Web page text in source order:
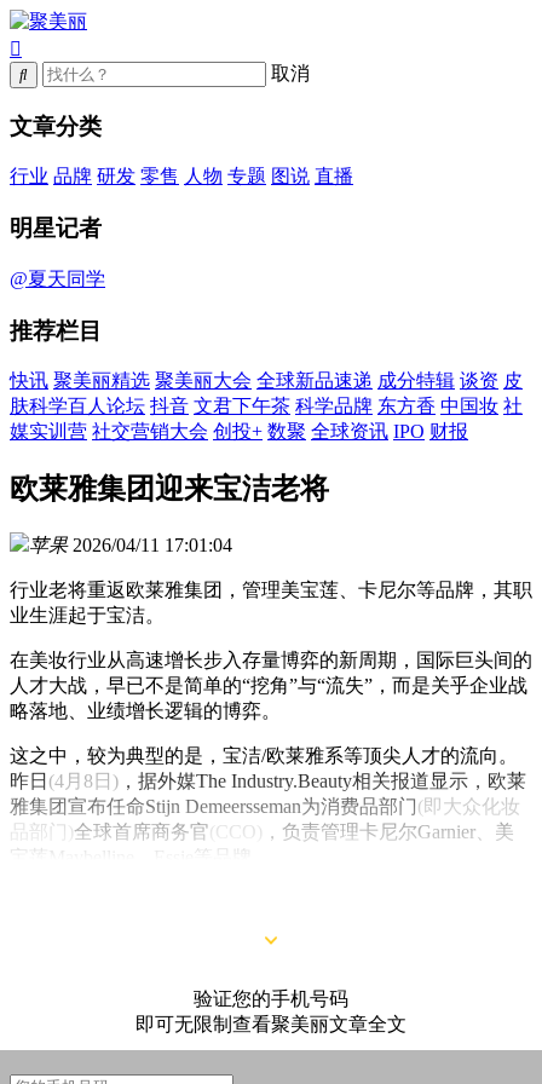
取消
文章分类
行业 品牌 研发 零售 人物 专题 图说 直播
明星记者
@夏天同学
推荐栏目
快讯 聚美丽精选 聚美丽大会 全球新品速递 成分特辑 谈资 皮
肤科学百人论坛 抖音 文君下午茶 科学品牌 东方香 中国妆 社
媒实训营 社交营销大会 创投+ 数聚 全球资讯 IPO 财报
欧莱雅集团迎来宝洁老将
苹果 2026/04/11 17:01:04
行业老将重返欧莱雅集团，管理美宝莲、卡尼尔等品牌，其职
业生涯起于宝洁。
在美妆行业从高速增长步入存量博弈的新周期，国际巨头间的
人才大战，早已不是简单的“挖角”与“流失”，而是关乎企业战
略落地、业绩增长逻辑的博弈。
这之中，较为典型的是，宝洁/欧莱雅系等顶尖人才的流向。
昨日 (4月8日) ，据外媒The Industry.Beauty相关报道显示，欧莱
雅集团宣布任命Stijn Demeersseman为消费品部门(即大众化妆
品部门)全球首席商务官(CCO) ，负责管理卡尼尔Garnier、美
宝莲Maybelline、Essie等品牌。
验证您的手机号码
即可无限制查看聚美丽文章全文